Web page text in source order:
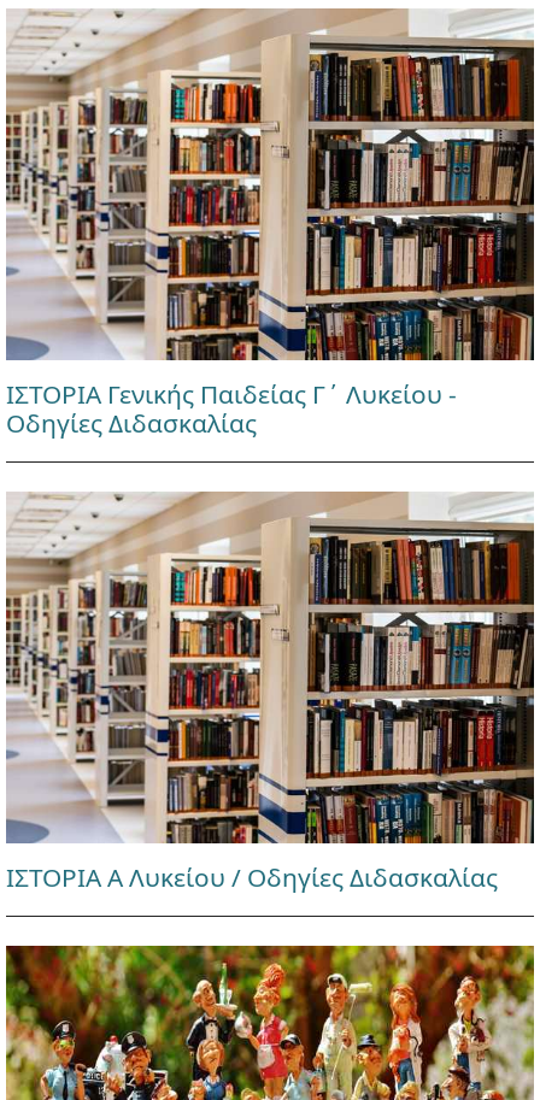
ΙΣΤΟΡΙΑ Γενικής Παιδείας Γ΄ Λυκείου -
Οδηγίες Διδασκαλίας
ΙΣΤΟΡΙΑ Α Λυκείου / Οδηγίες Διδασκαλίας